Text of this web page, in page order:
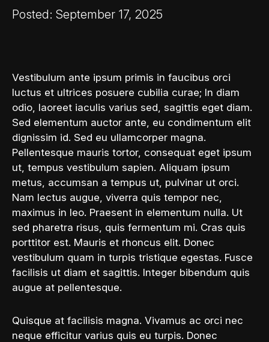
Posted: September 17, 2025
Vestibulum ante ipsum primis in faucibus orci
luctus et ultrices posuere cubilia curae; In diam
odio, laoreet iaculis varius sed, sagittis eget diam.
Sed elementum auctor ante, eu condimentum elit
dignissim id. Sed eu ullamcorper magna.
Pellentesque mauris tortor, consequat eget ipsum
ut, tempus vestibulum sapien. Aliquam ipsum
metus, accumsan a tempus ut, pulvinar ut orci.
Nam lectus augue, viverra quis tempor nec,
maximus in leo. Praesent in elementum nulla. Ut
sed pharetra risus, quis fermentum mi. Cras quis
porttitor est. Mauris et rhoncus elit. Donec
vestibulum quam in turpis tristique egestas. Fusce
facilisis ut diam et sagittis. Integer bibendum quis
augue at pellentesque.
Quisque at facilisis magna. Vivamus ac orci nec
neque efficitur varius quis eu turpis. Donec